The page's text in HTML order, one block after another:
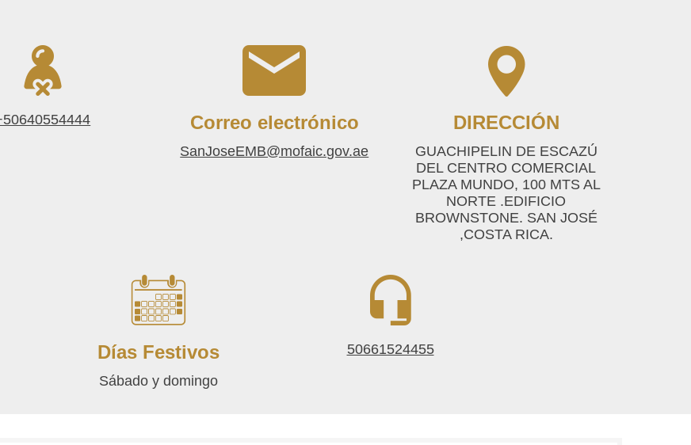
Correo electrónico
SanJoseEMB@mofaic.gov.ae
DIRECCIÓN
GUACHIPELIN DE ESCAZÚ
DEL CENTRO COMERCIAL
PLAZA MUNDO, 100 MTS AL
NORTE .EDIFICIO
BROWNSTONE. SAN JOSÉ
,COSTA RICA.
Días Festivos
Sábado y domingo
50661524455